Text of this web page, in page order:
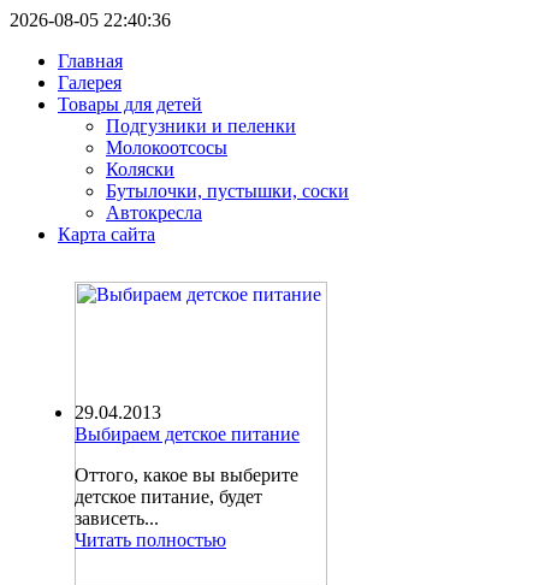
2026-08-05 22:40:36
Главная
Галерея
Товары для детей
Подгузники и пеленки
Молокоотсосы
Коляски
Бутылочки, пустышки, соски
Автокресла
Карта сайта
29.04.2013
Выбираем детское питание
Оттого, какое вы выберите
детское питание, будет
зависеть...
Читать полностью